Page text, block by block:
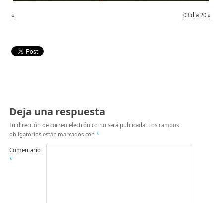
« 03 dia 20 »
Deja una respuesta
Tu dirección de correo electrónico no será publicada. Los campos
obligatorios están marcados con *
Comentario
*